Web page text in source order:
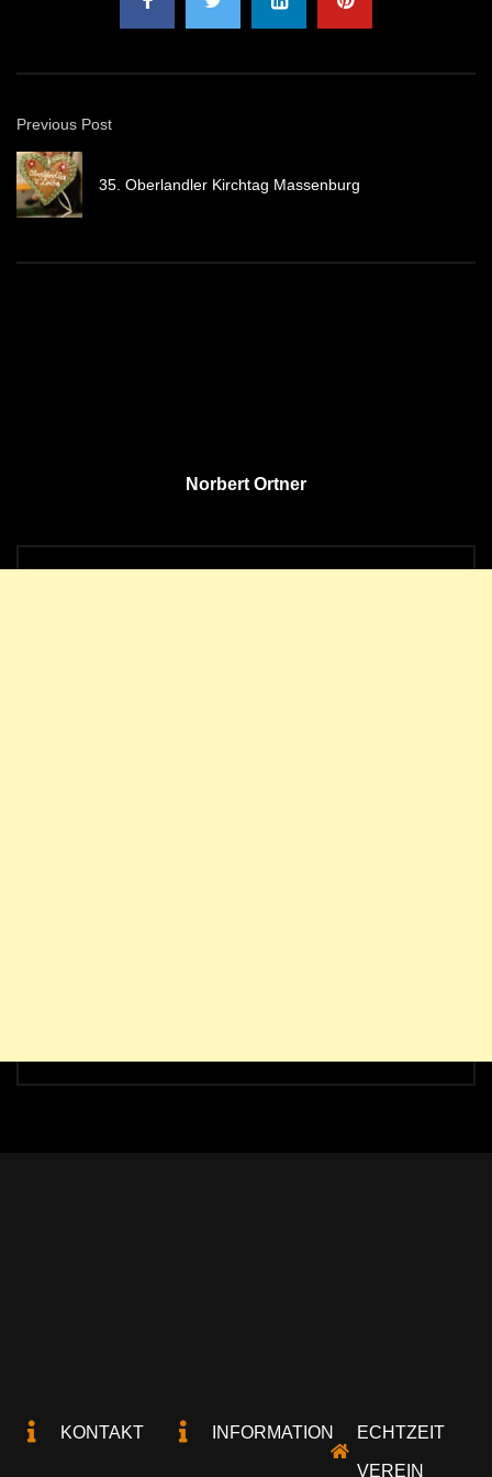
Previous Post
35. Oberlandler Kirchtag Massenburg
Norbert Ortner
KONTAKT INFORMATION ECHTZEIT
VEREIN